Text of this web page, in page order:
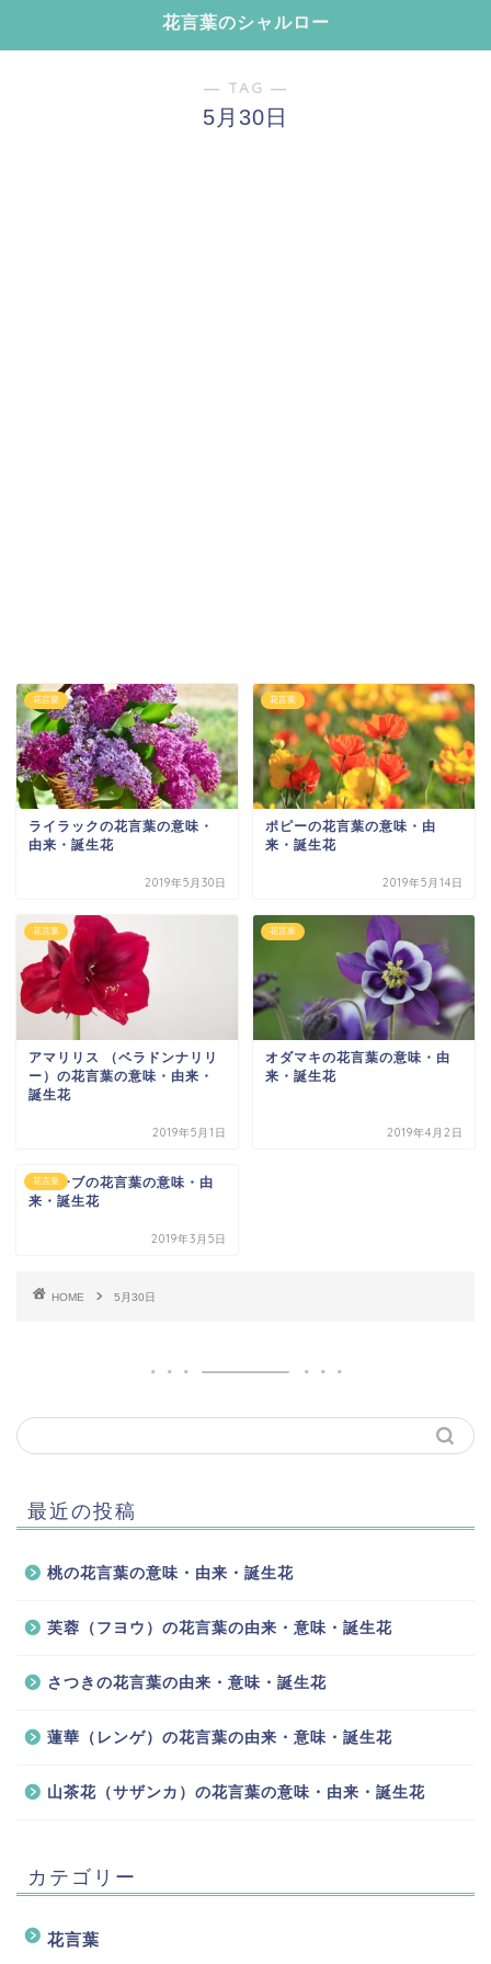
花言葉のシャルロー
― TAG ―
5月30日
花言葉
ライラックの花言葉の意味・
由来・誕生花
2019年5月30日
花言葉
ポピーの花言葉の意味・由
来・誕生花
2019年5月14日
花言葉
アマリリス （ベラドンナリリ
ー）の花言葉の意味・由来・
誕生花
2019年5月1日
花言葉
オダマキの花言葉の意味・由
来・誕生花
2019年4月2日
花言葉
オリーブの花言葉の意味・由
来・誕生花
2019年3月5日
HOME 5月30日
最近の投稿
桃の花言葉の意味・由来・誕生花
芙蓉（フヨウ）の花言葉の由来・意味・誕生花
さつきの花言葉の由来・意味・誕生花
蓮華（レンゲ）の花言葉の由来・意味・誕生花
山茶花（サザンカ）の花言葉の意味・由来・誕生花
カテゴリー
花言葉